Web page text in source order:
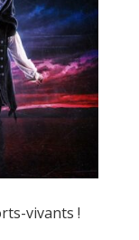
vivants !